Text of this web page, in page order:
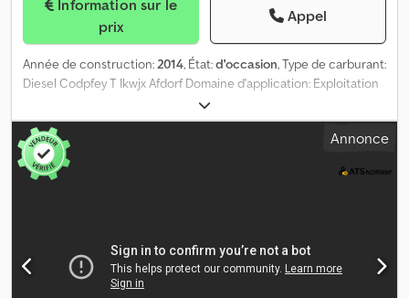
prix
Appel
Année de construction:2014, État:d'occasion, Type de carburant:
Diesel Codpfey T Ikwjx Afdorf Domaine d'application: Exploitation
minière Puissance: 55 kW (75 CH)
Annonce